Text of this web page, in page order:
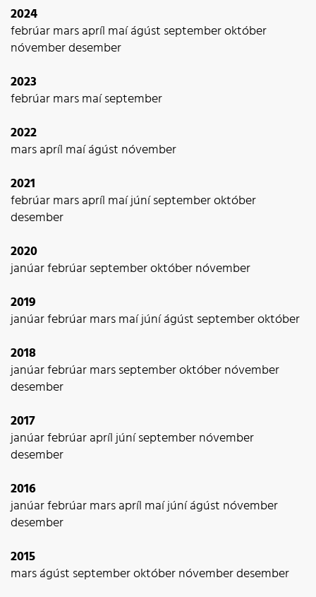
2024
febrúarmarsapríl maíágúst septemberoktóber
nóvemberdesember
2023
febrúarmarsmaíseptember
2022
marsapríl maíágúst nóvember
2021
febrúarmarsapríl maíjúníseptemberoktóber
desember
2020
janúarfebrúarseptemberoktóbernóvember
2019
janúarfebrúarmarsmaíjúníágúst septemberoktóber
2018
janúarfebrúarmarsseptemberoktóbernóvember
desember
2017
janúarfebrúarapríljúníseptembernóvember
desember
2016
janúarfebrúarmarsapríl maíjúníágúst nóvember
desember
2015
marságúst septemberoktóbernóvemberdesember